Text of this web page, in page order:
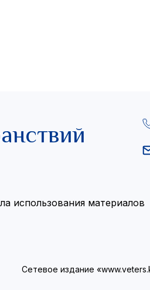
использования материалов
Сетевое издание